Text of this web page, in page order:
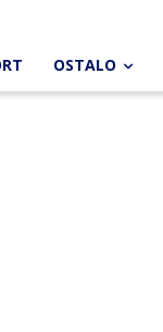
OSTALO